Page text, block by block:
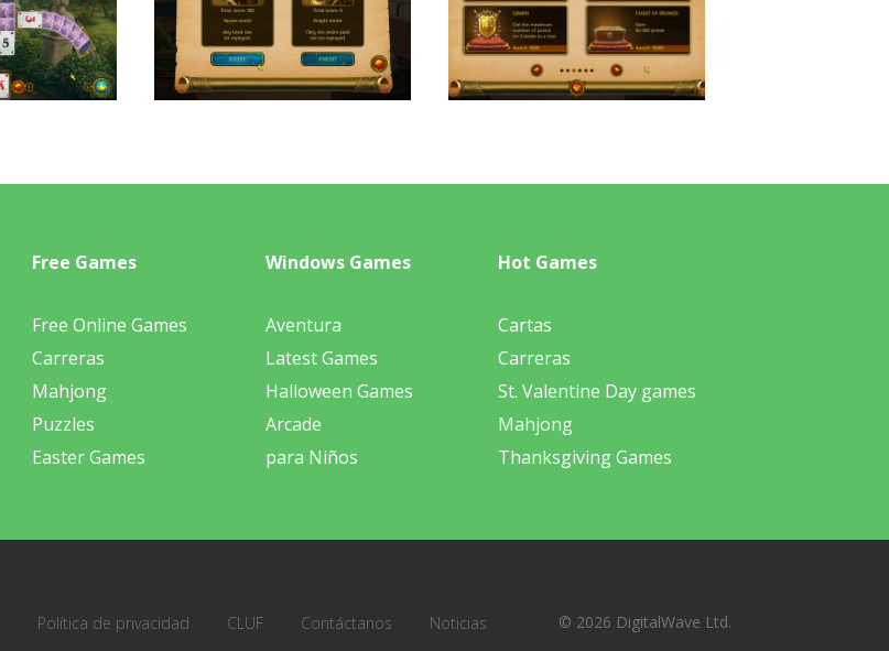
Free Games
Free Online Games
Carreras
Mahjong
Puzzles
Easter Games
Windows Games
Aventura
Latest Games
Halloween Games
Arcade
para Niños
Hot Games
Cartas
Carreras
St. Valentine Day games
Mahjong
Thanksgiving Games
© 2026 DigitalWave Ltd.
Política de privacidad CLUF Contáctanos Noticias